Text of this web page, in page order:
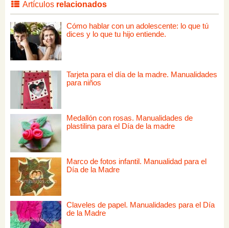
Artículos relacionados
Cómo hablar con un adolescente: lo que tú
dices y lo que tu hijo entiende.
Tarjeta para el día de la madre. Manualidades
para niños
Medallón con rosas. Manualidades de
plastilina para el Día de la madre
Marco de fotos infantil. Manualidad para el
Día de la Madre
Claveles de papel. Manualidades para el Día
de la Madre